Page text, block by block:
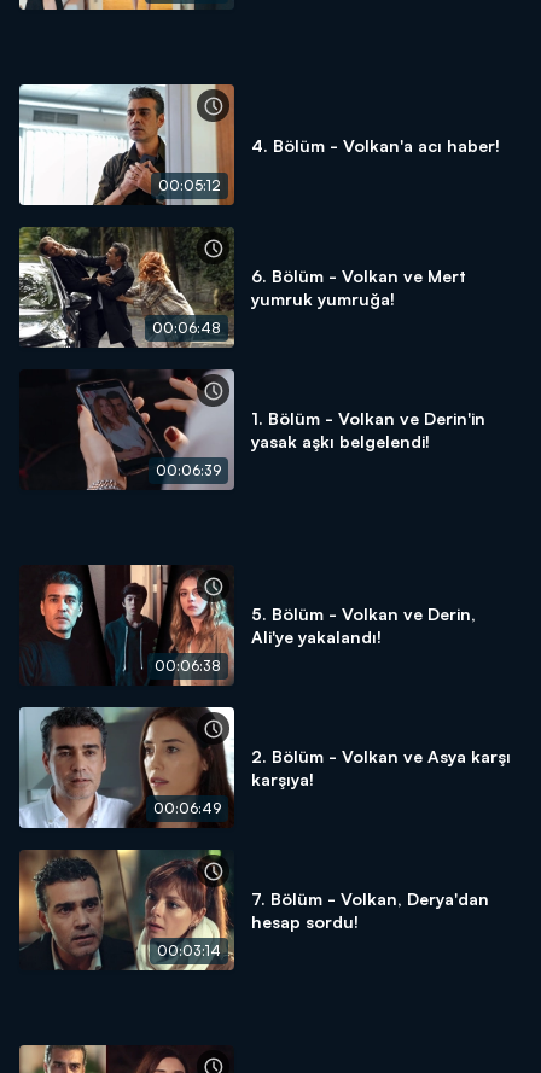
00:05:12
4. Bölüm - Volkan'a acı haber!
00:06:48
6. Bölüm - Volkan ve Mert
yumruk yumruğa!
00:06:39
1. Bölüm - Volkan ve Derin'in
yasak aşkı belgelendi!
00:06:38
5. Bölüm - Volkan ve Derin,
Ali'ye yakalandı!
00:06:49
2. Bölüm - Volkan ve Asya karşı
karşıya!
00:03:14
7. Bölüm - Volkan, Derya'dan
hesap sordu!